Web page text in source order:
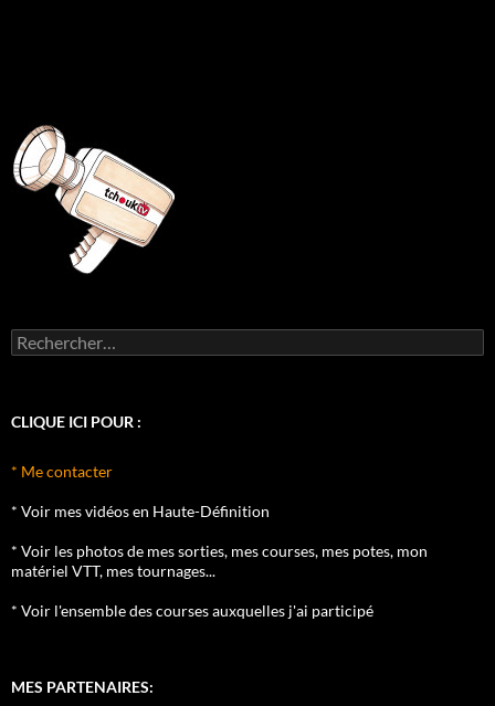
Rechercher :
CLIQUE ICI POUR :
* Me contacter
* Voir mes vidéos en Haute-Définition
* Voir les photos de mes sorties, mes courses, mes potes, mon
matériel VTT, mes tournages...
* Voir l'ensemble des courses auxquelles j'ai participé
MES PARTENAIRES: